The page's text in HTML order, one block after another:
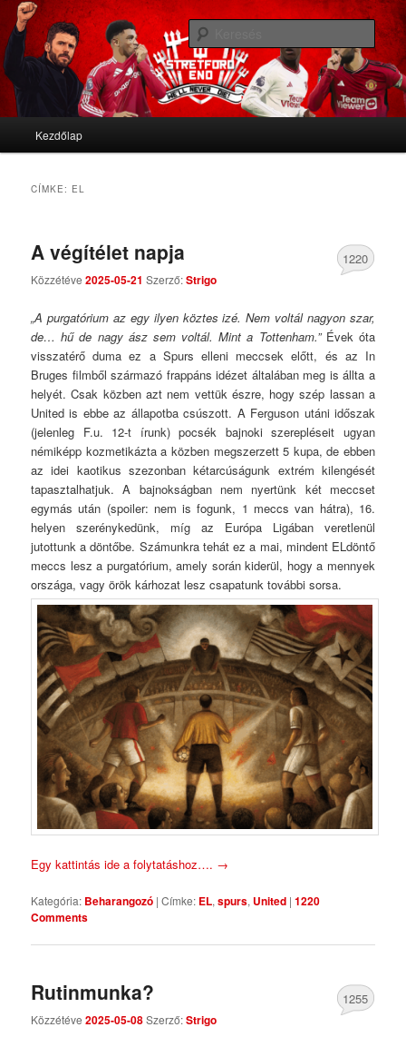
Stretford End
We'll never die
Tovább az elsődleges tartalomra
Tovább a másodlagos tartalomra
Kezdőlap
CÍMKE: EL
A végítélet napja
Közzétéve2025-05-21 Szerző:Strigo
1220
„A purgatórium az egy ilyen köztes izé. Nem voltál nagyon szar,
de… hű de nagy ász sem voltál. Mint a Tottenham.”Évek óta
visszatérő duma ez a Spurs elleni meccsek előtt, és az In
Bruges filmből származó frappáns idézet általában meg is állta a
helyét. Csak közben azt nem vettük észre, hogy szép lassan a
United is ebbe az állapotba csúszott. A Ferguson utáni időszak
(jelenleg F.u. 12-t írunk) pocsék bajnoki szerepléseit ugyan
némiképp kozmetikázta a közben megszerzett 5 kupa, de ebben
az idei kaotikus szezonban kétarcúságunk extrém kilengését
tapasztalhatjuk. A bajnokságban nem nyertünk két meccset
egymás után (spoiler: nem is fogunk, 1 meccs van hátra), 16.
helyen szerénykedünk, míg az Európa Ligában veretlenül
jutottunk a döntőbe. Számunkra tehát ez a mai, mindent ELdöntő
meccs lesz a purgatórium, amely során kiderül, hogy a mennyek
országa, vagy örök kárhozat lesz csapatunk további sorsa.
Egy kattintás ide a folytatáshoz…. →
Kategória: Beharangozó |Címke: EL,spurs, United |1220
Comments
Rutinmunka?
Közzétéve2025-05-08Szerző:Strigo
1255